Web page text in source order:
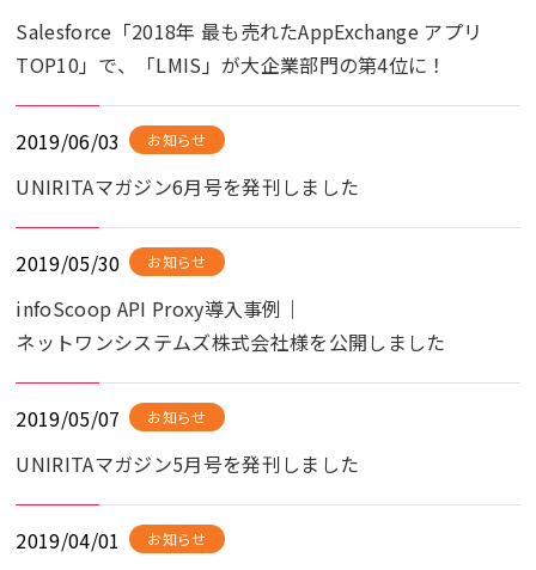
Salesforce「2018年 最も売れたAppExchange アプリ
TOP10」で、「LMIS」が大企業部門の第4位に！
2019/06/03 お知らせ
UNIRITAマガジン6月号を発刊しました
2019/05/30 お知らせ
infoScoop API Proxy導入事例｜
ネットワンシステムズ株式会社様を公開しました
2019/05/07 お知らせ
UNIRITAマガジン5月号を発刊しました
2019/04/01 お知らせ